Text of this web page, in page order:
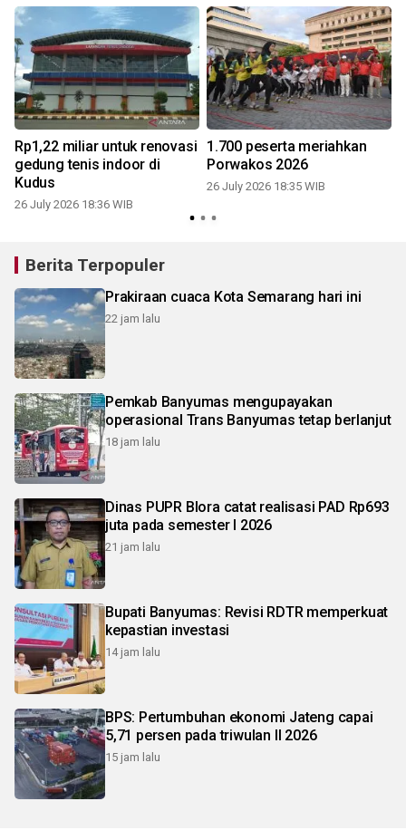
Rp1,22 miliar untuk renovasi
gedung tenis indoor di
Kudus
26 July 2026 18:36 WIB
1.700 peserta meriahkan
Porwakos 2026
26 July 2026 18:35 WIB
Berita Terpopuler
Prakiraan cuaca Kota Semarang hari ini
22 jam lalu
Pemkab Banyumas mengupayakan
operasional Trans Banyumas tetap berlanjut
18 jam lalu
Dinas PUPR Blora catat realisasi PAD Rp693
juta pada semester I 2026
21 jam lalu
Bupati Banyumas: Revisi RDTR memperkuat
kepastian investasi
14 jam lalu
BPS: Pertumbuhan ekonomi Jateng capai
5,71 persen pada triwulan II 2026
15 jam lalu